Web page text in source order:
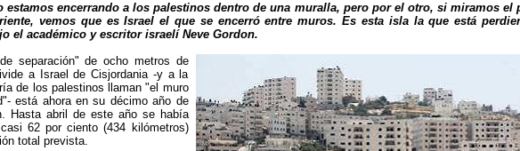
estamos encerrando a los palestinos dentro de una muralla, pero por el otro, si miramos el
vemos que es Israel el que se encerró entre muros. Es esta isla la que está
el académico y escritor israelí Neve Gordon.
separación" de ocho metros de
a Israel de Cisjordania -y a la
de los palestinos llaman "el muro
está ahora en su décimo año de
Hasta abril de este año se había
62 por ciento (434 kilómetros)
total prevista.